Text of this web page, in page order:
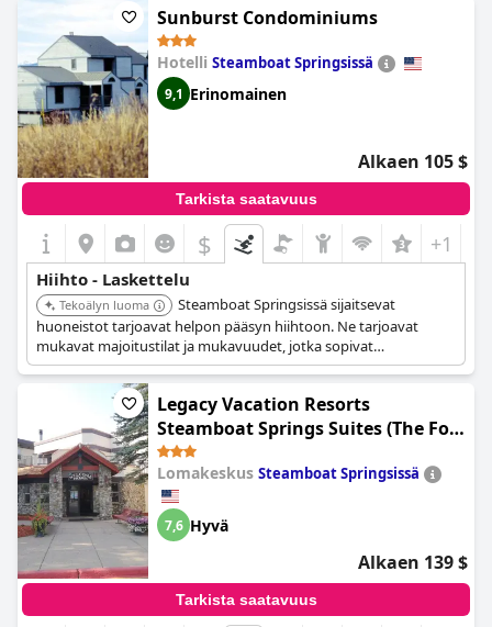
Sunburst Condominiums
Hotelli Steamboat Springsissä
9,1 Erinomainen
Alkaen 105 $
Tarkista saatavuus
$ +1
Hiihto - Laskettelu
Tekoälyn luoma
Steamboat Springsissä sijaitsevat
huoneistot tarjoavat helpon pääsyn hiihtoon. Ne tarjoavat
mukavat majoitustilat ja mukavuudet, jotka sopivat
hiihtolomalle.
Legacy Vacation Resorts
Steamboat Springs Suites (The Fold
Hotels Steamboat Springs)
Lomakeskus Steamboat Springsissä
7,6 Hyvä
Alkaen 139 $
Tarkista saatavuus